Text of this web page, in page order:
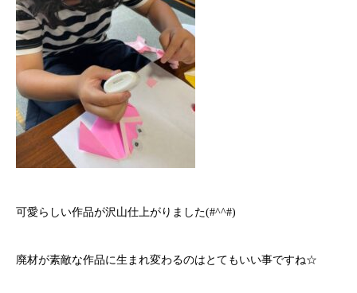
可愛らしい作品が沢山仕上がりました(#^^#)
廃材が素敵な作品に生まれ変わるのはとてもいい事ですね☆